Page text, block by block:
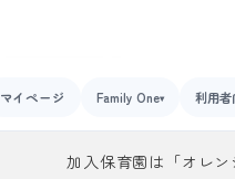
マイページ Family One▾ 利用者
加入保育園は「オレ